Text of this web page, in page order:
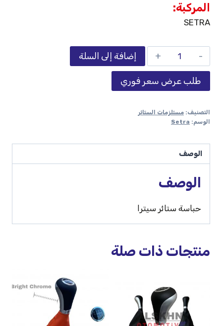
المركبة:
SETRA
إضافة إلى السلة
طلب عرض سعر فوري
التصنيف: مستلزمات الستائر
الوسم: Setra
الوصف
الوصف
حباسة ستائر سيترا
منتجات ذات صلة